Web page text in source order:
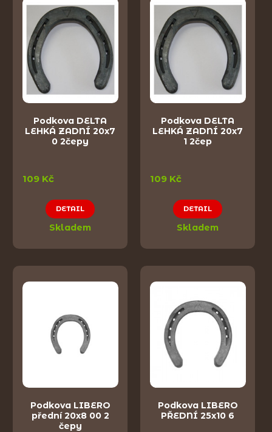
Podkova DELTA
LEHKÁ ZADNÍ 20x7
0 2čepy
109 Kč
DETAIL
Skladem
Podkova DELTA
LEHKÁ ZADNÍ 20x7
1 2čep
109 Kč
DETAIL
Skladem
Podkova LIBERO
přední 20x8 00 2
čepy
Podkova LIBERO
PŘEDNÍ 25x10 6